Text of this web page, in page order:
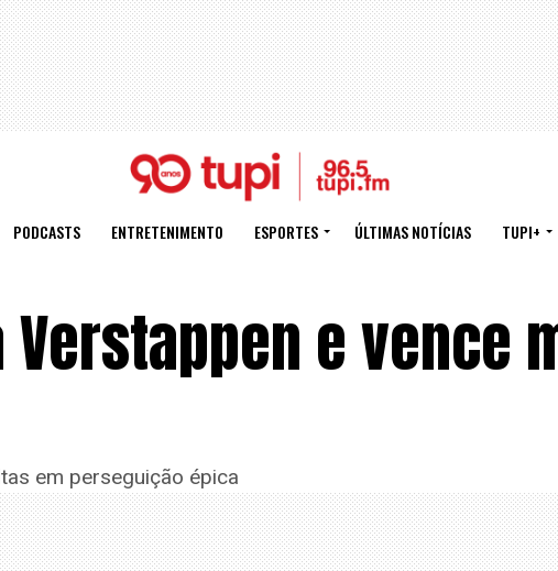
PODCASTS ENTRETENIMENTO ESPORTES ÚLTIMAS NOTÍCIAS TUPI+
e vence
em perseguição épica